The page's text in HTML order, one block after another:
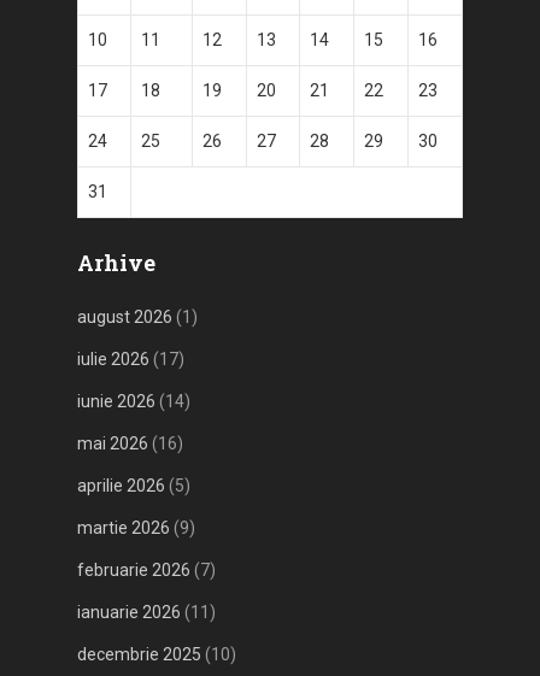
10 11 12 13 14 15 16
17 18 19 20 21 22 23
24 25 26 27 28 29 30
31
Arhive
august 2026 (1)
iulie 2026 (17)
iunie 2026 (14)
mai 2026 (16)
aprilie 2026 (5)
martie 2026 (9)
februarie 2026 (7)
ianuarie 2026 (11)
decembrie 2025 (10)